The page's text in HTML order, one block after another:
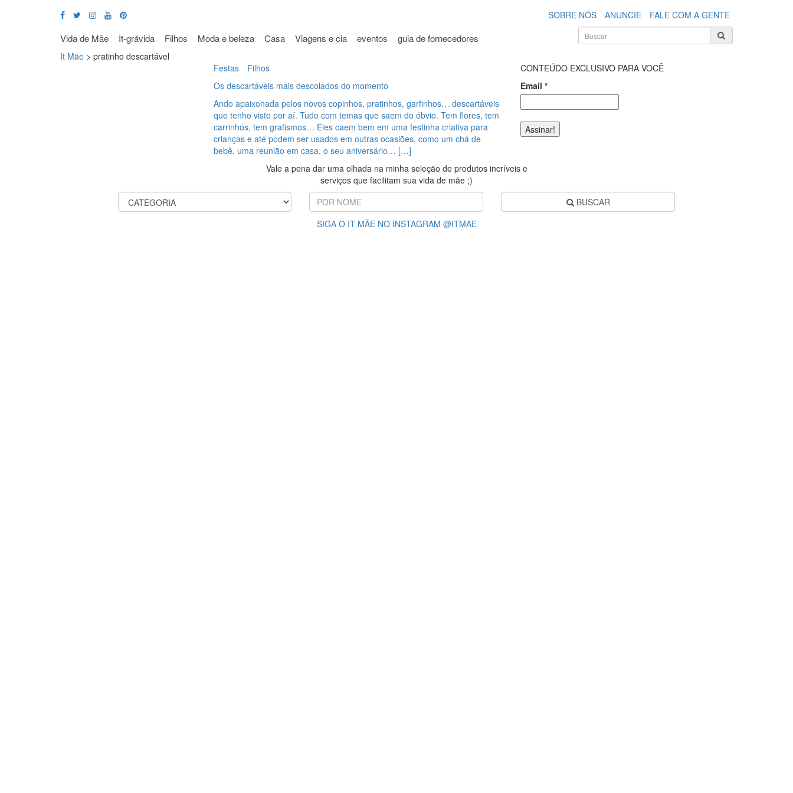
SOBRE NÓS ANUNCIE FALE COM A GENTE
Vida de Mãe It-grávida Filhos Moda e beleza Casa Viagens e cia eventos guia de fornecedores
It Mãe > pratinho descartável
Festas
Filhos
Os descartáveis mais descolados do momento
Ando apaixonada pelos novos copinhos, pratinhos, garfinhos… descartáveis
que tenho visto por aí. Tudo com temas que saem do óbvio. Tem flores, tem
carrinhos, tem grafismos… Eles caem bem em uma festinha criativa para
crianças e até podem ser usados em outras ocasiões, como um chá de
bebê, uma reunião em casa, o seu aniversário… […]
CONTEÚDO EXCLUSIVO PARA VOCÊ
Email *
Vale a pena dar uma olhada na minha seleção de produtos incríveis e
serviços que facilitam sua vida de mãe ;)
BUSCAR
SIGA O IT MÃE NO INSTAGRAM @ITMAE